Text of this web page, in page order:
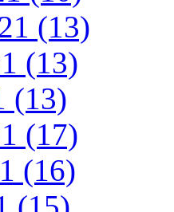
(13)
(13)
(13)
(17)
(16)